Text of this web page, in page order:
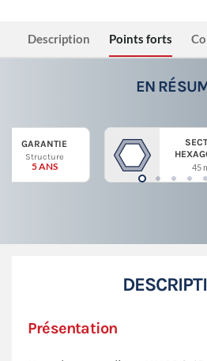
Description Points forts
EN
GARANTIE
Structure
5 ANS 45
Présentation